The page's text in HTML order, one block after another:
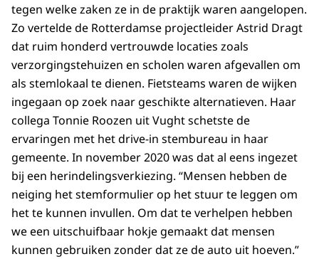
tegen welke zaken ze in de praktijk waren aangelopen.
Zo vertelde de Rotterdamse projectleider Astrid Dragt
dat ruim honderd vertrouwde locaties zoals
verzorgingstehuizen en scholen waren afgevallen om
als stemlokaal te dienen. Fietsteams waren de wijken
ingegaan op zoek naar geschikte alternatieven. Haar
collega Tonnie Roozen uit Vught schetste de
ervaringen met het drive-in stembureau in haar
gemeente. In november 2020 was dat al eens ingezet
bij een herindelingsverkiezing. “Mensen hebben de
neiging het stemformulier op het stuur te leggen om
het te kunnen invullen. Om dat te verhelpen hebben
we een uitschuifbaar hokje gemaakt dat mensen
kunnen gebruiken zonder dat ze de auto uit hoeven.”